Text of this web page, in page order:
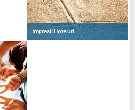
Impresii Hoteluri